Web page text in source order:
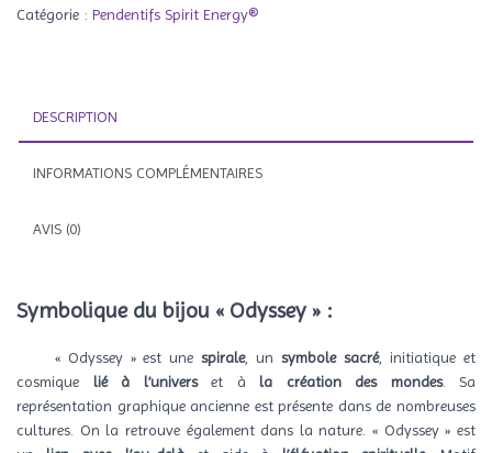
Catégorie : Pendentifs Spirit Energy®
DESCRIPTION
INFORMATIONS COMPLÉMENTAIRES
AVIS (0)
Symbolique du bijou « Odyssey » :
« Odyssey » est unespirale, unsymbole sacré, initiatique et
cosmique lié à l’univers et à la création des mondes. Sa
représentation graphique ancienne est présente dans de nombreuses
cultures. On la retrouve également dans la nature. « Odyssey » est